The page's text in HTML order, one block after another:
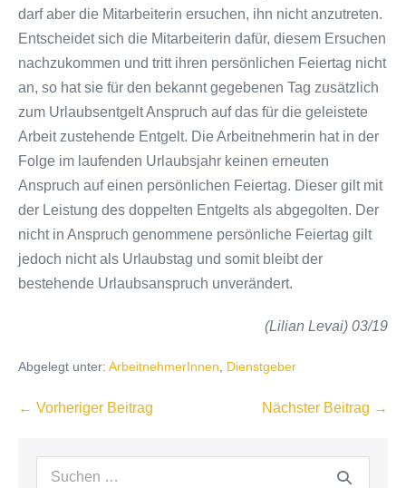
darf aber die Mitarbeiterin ersuchen, ihn nicht anzutreten.
Entscheidet sich die Mitarbeiterin dafür, diesem Ersuchen
nachzukommen und tritt ihren persönlichen Feiertag nicht
an, so hat sie für den bekannt gegebenen Tag zusätzlich
zum Urlaubsentgelt Anspruch auf das für die geleistete
Arbeit zustehende Entgelt. Die Arbeitnehmerin hat in der
Folge im laufenden Urlaubsjahr keinen erneuten
Anspruch auf einen persönlichen Feiertag. Dieser gilt mit
der Leistung des doppelten Entgelts als abgegolten. Der
nicht in Anspruch genommene persönliche Feiertag gilt
jedoch nicht als Urlaubstag und somit bleibt der
bestehende Urlaubsanspruch unverändert.
(Lilian Levai) 03/19
Abgelegt unter: ArbeitnehmerInnen Dienstgeber
Beitragsnavigation
← Vorheriger Beitrag Nächster Beitrag →
Suchen